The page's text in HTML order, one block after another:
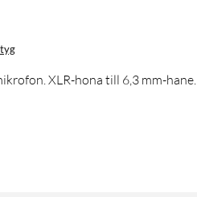
XLR-hona till 6,3 mm-hane.